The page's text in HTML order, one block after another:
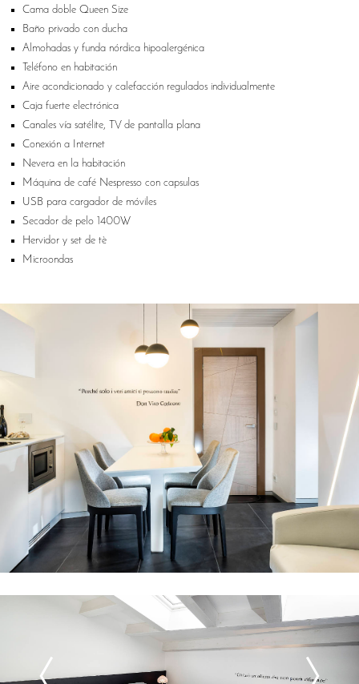
Cama doble Queen Size
Baño privado con ducha
Almohadas y funda nórdica hipoalergénica
Teléfono en habitación
Aire acondicionado y calefacción regulados individualmente
Caja fuerte electrónica
Canales vía satélite, TV de pantalla plana
Conexión a Internet
Nevera en la habitación
Máquina de café Nespresso con capsulas
USB para cargador de móviles
Secador de pelo 1400W
Hervidor y set de tè
Microondas